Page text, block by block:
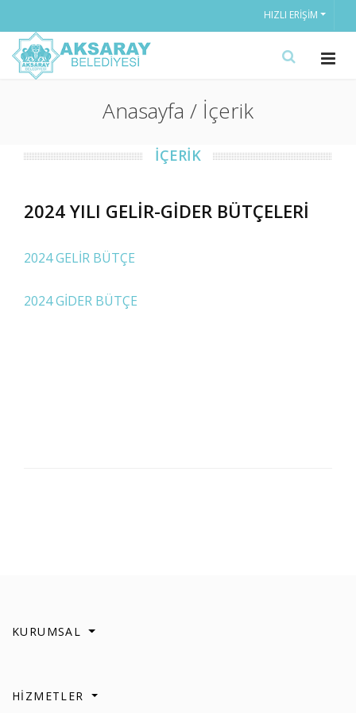
HIZLI ERIŞIM
Anasayfa / İçerik
İÇERİK
2024 YILI GELİR-GİDER BÜTÇELERİ
2024 GELİR BÜTÇE
2024 GİDER BÜTÇE
KURUMSAL
HİZMETLER